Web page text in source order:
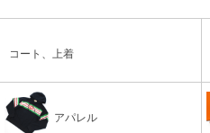
コート、上着
アパレル